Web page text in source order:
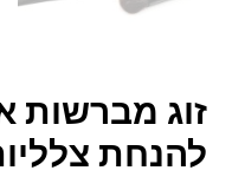
להנחת